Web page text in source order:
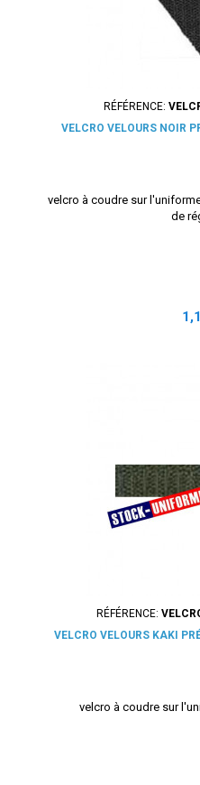
RÉFÉRENCE:
VELCRO VELOURS NOIR
velcro à coudre sur
de
Prix
RÉFÉRENCE:
VELCRO VELOURS KAKI
velcro à coudre sur